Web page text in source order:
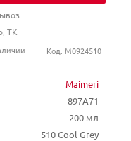
Maimeri
897A71
200 мл
510 Cool Grey
ТК
Код: M0924510